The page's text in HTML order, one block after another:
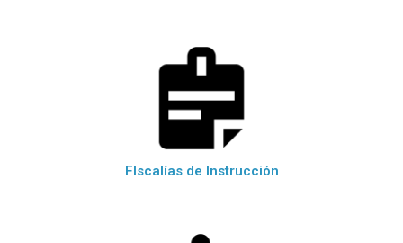
FIscalías de Instrucción